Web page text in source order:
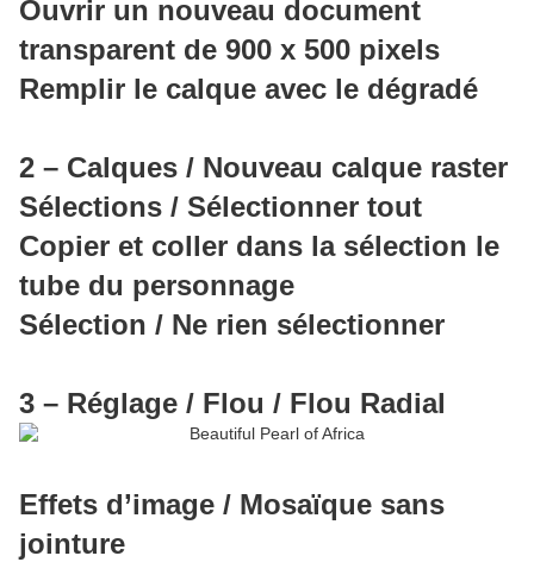
Ouvrir un nouveau document
transparent de 900 x 500 pixels
Remplir le calque avec le dégradé
2 – Calques / Nouveau calque raster
Sélections / Sélectionner tout
Copier et coller dans la sélection le
tube du personnage
Sélection / Ne rien sélectionner
3 – Réglage / Flou / Flou Radial
Effets d’image / Mosaïque sans
jointure